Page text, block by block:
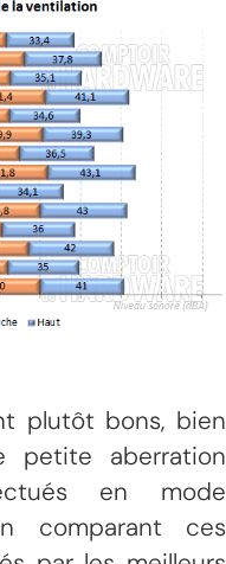
plutôt bons, bien
petite aberration
en mode
comparant ces